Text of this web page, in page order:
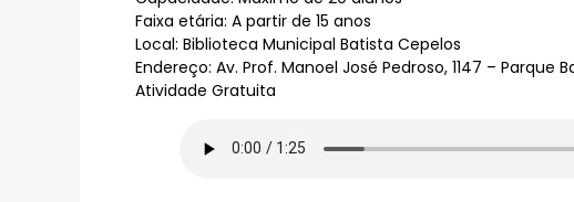
Faixa etária: A partir de 15 anos
Local: Biblioteca Municipal Batista Cepelos
Endereço: Av. Prof. Manoel José Pedroso, 1147 – Parque
Atividade Gratuita